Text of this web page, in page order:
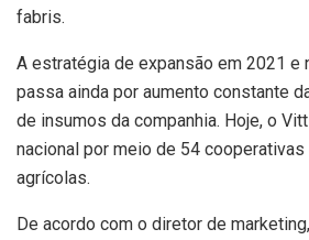
fabris.
A estratégia de expansão em 2021 e
passa ainda por aumento constante
de insumos da companhia. Hoje, o
nacional por meio de 54
agrícolas.
De acordo com o diretor de